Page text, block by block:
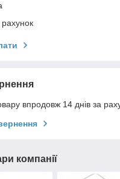
впродовж 14 днів за
компанії